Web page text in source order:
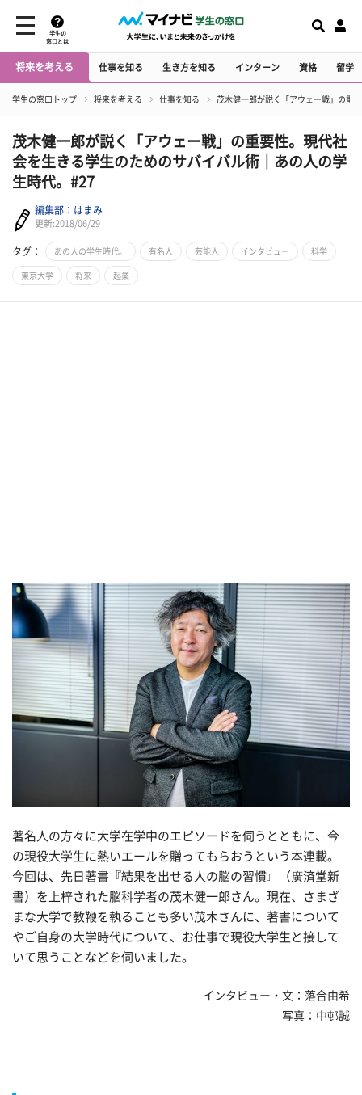
学生の
窓口とは
将来を考える 仕事を知る 生き方を知る インターン 資格 留学
学生の窓口トップ 将来を考える 仕事を知る 茂木健一郎が説く「アウェー戦」の重
茂木健一郎が説く「アウェー戦」の重要性。現代社
会を生きる学生のためのサバイバル術｜あの人の学
生時代。#27
編集部：はまみ
更新:2018/06/29
タグ： あの人の学生時代。 有名人 芸能人 インタビュー 科学
東京大学 将来 起業
著名人の方々に大学在学中のエピソードを伺うとともに、今
の現役大学生に熱いエールを贈ってもらおうという本連載。
今回は、先日著書『結果を出せる人の脳の習慣』（廣済堂新
書）を上梓された脳科学者の茂木健一郎さん。現在、さまざ
まな大学で教鞭を執ることも多い茂木さんに、著書について
やご自身の大学時代について、お仕事で現役大学生と接して
いて思うことなどを伺いました。
インタビュー・文：落合由希
写真：中邨誠